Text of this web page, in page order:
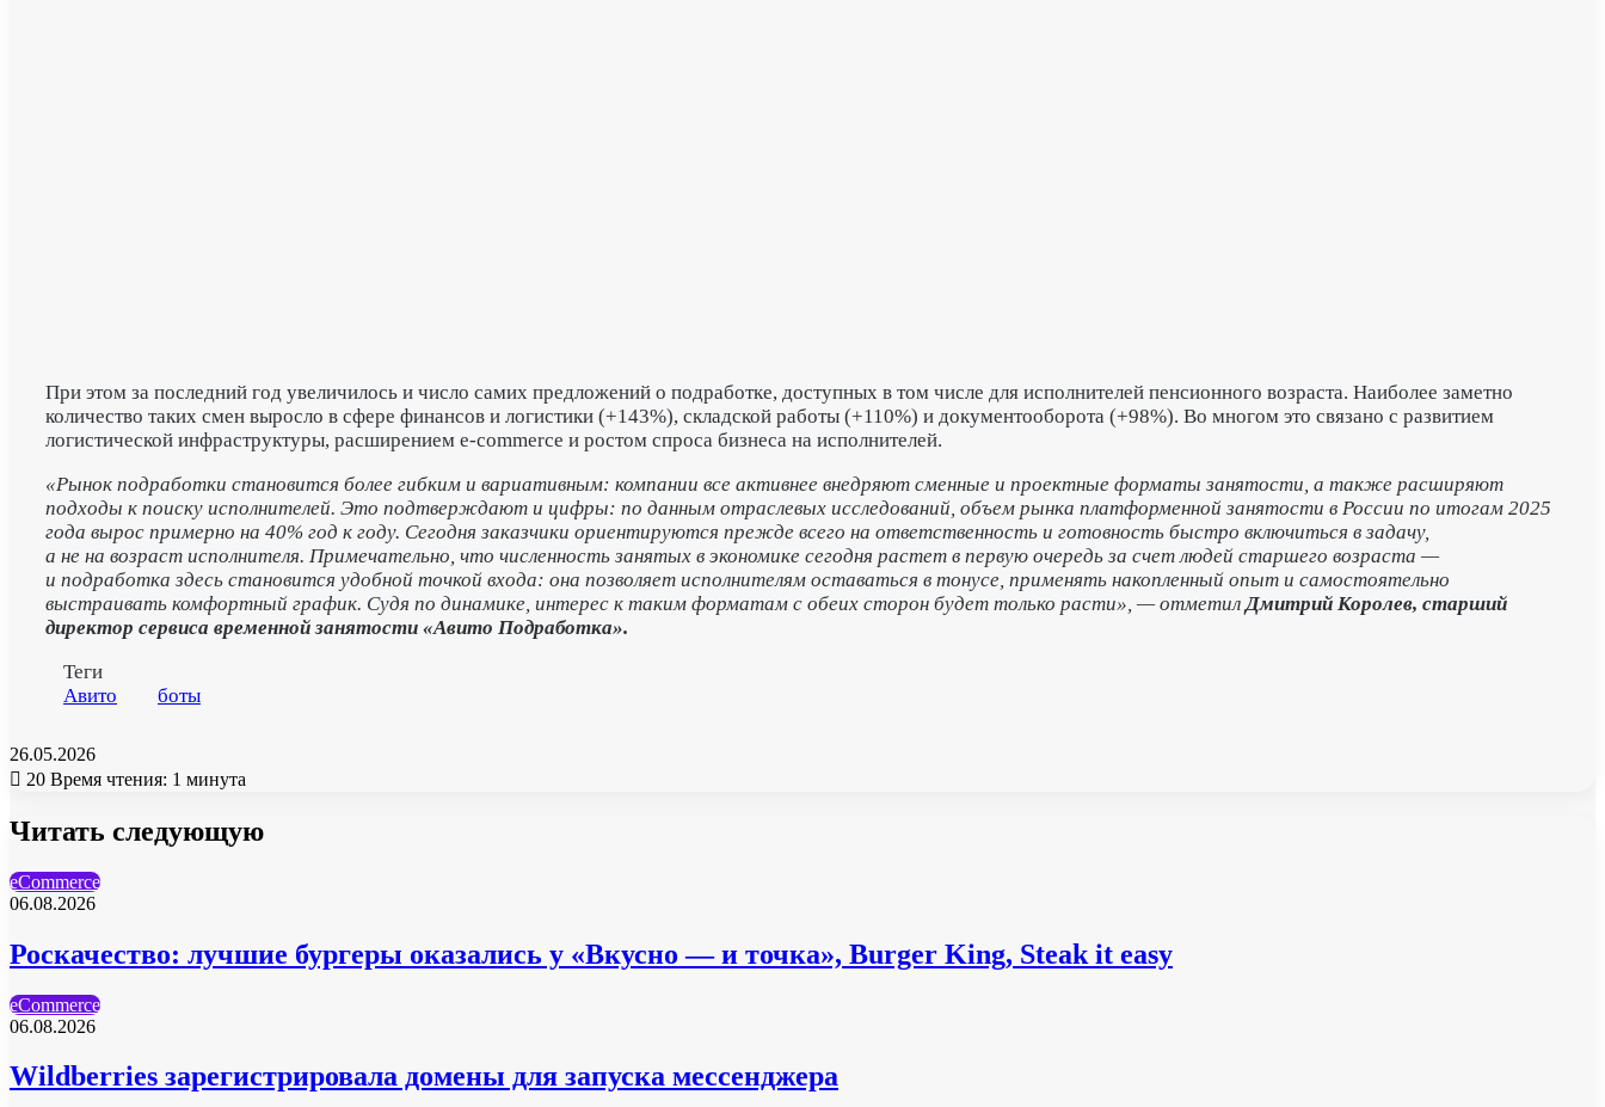
При этом за последний год увеличилось и число самих предложений о подработке, доступных в том числе для исполнителей пенсионного возраста. Наиболее заметно
количество таких смен выросло в сфере финансов и логистики (+143%), складской работы (+110%) и документооборота (+98%). Во многом это связано с развитием
логистической инфраструктуры, расширением e-commerce и ростом спроса бизнеса на исполнителей.
«Рынок подработки становится более гибким и вариативным: компании все активнее внедряют сменные и проектные форматы занятости, а также расширяют
подходы к поиску исполнителей. Это подтверждают и цифры: по данным отраслевых исследований, объем рынка платформенной занятости в России по итогам 2025
года вырос примерно на 40% год к году. Сегодня заказчики ориентируются прежде всего на ответственность и готовность быстро включиться в задачу,
а не на возраст исполнителя. Примечательно, что численность занятых в экономике сегодня растет в первую очередь за счет людей старшего возраста —
и подработка здесь становится удобной точкой входа: она позволяет исполнителям оставаться в тонусе, применять накопленный опыт и самостоятельно
выстраивать комфортный график. Судя по динамике, интерес к таким форматам с обеих сторон будет только расти», — отметилДмитрий Королев, старший
директор сервиса временной занятости «Авито Подработка».
Теги
Авито
боты
26.05.2026
20 Время чтения: 1 минута
Читать следующую
eCommerce
06.08.2026
Роскачество: лучшие бургеры оказались у «Вкусно — и точка», Burger King, Steak it easy
eCommerce
06.08.2026
Wildberries зарегистрировала домены для запуска мессенджера